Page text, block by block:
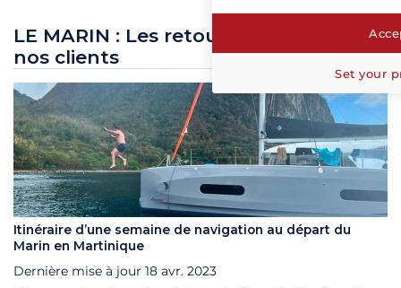
LE MARIN : Les retours de croisière de
nos clients
Itinéraire d’une semaine de navigation au départ du
Marin en Martinique
Dernière mise à jour 18 avr. 2023
Set your